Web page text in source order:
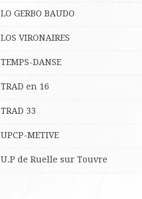
LO GERBO BAUDO
LOS VIRONAIRES
TEMPS-DANSE
TRAD en 16
TRAD 33
UPCP-METIVE
U.P de Ruelle sur Touvre